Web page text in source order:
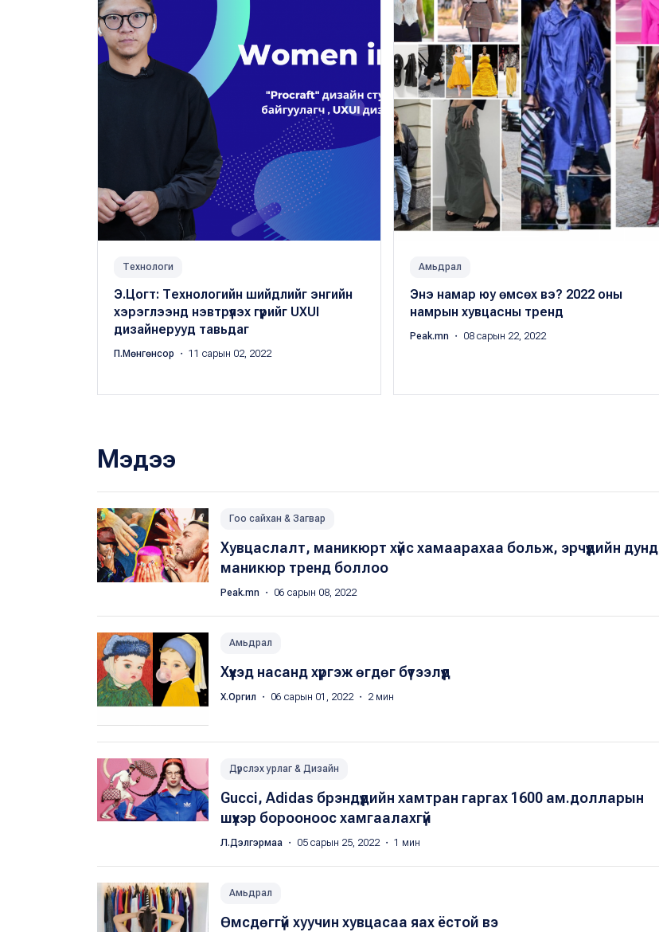
Технологи
Э.Цогт: Технологийн шийдлийг энгийн
хэрэглээнд нэвтрүүлэх гүүрийг UXUI
дизайнерууд тавьдаг
П.Мөнгөнсор ・ 11 сарын 02, 2022
Амьдрал
Энэ намар юу өмсөх вэ? 2022 оны
намрын хувцасны тренд
Peak.mn ・ 08 сарын 22, 2022
Мэдээ
Гоо сайхан & Загвар
Хувцаслалт, маникюрт хүйс хамаарахаа больж, эрчүүдийн дунд
маникюр тренд боллоо
Peak.mn ・ 06 сарын 08, 2022
Амьдрал
Хүүхэд насанд хүргэж өгдөг бүтээлүүд
Х.Оргил ・ 06 сарын 01, 2022 ・ 2 мин
Дүрслэх урлаг & Дизайн
Gucci, Adidas брэндүүдийн хамтран гаргах 1600 ам.долларын
шүхэр борооноос хамгаалахгүй
Л.Дэлгэрмаа ・ 05 сарын 25, 2022 ・ 1 мин
Амьдрал
Өмсдөггүй хуучин хувцасаа яах ёстой вэ